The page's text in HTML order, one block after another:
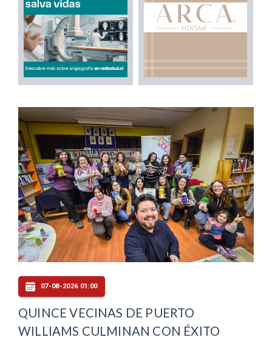
07-08-2026 01:00
QUINCE VECINAS DE PUERTO
WILLIAMS CULMINAN CON ÉXITO